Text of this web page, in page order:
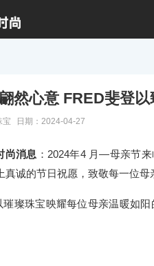
然心意 FRED斐登
宝 日期：2024-04-27
尚消息 ：2024年4 月—母亲节
真诚的节日祝愿，致敬每一位母
璀璨珠宝映耀每位母亲温暖如